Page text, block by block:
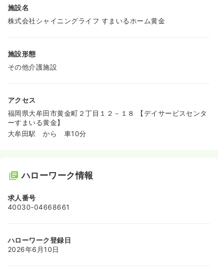
施設名
株式会社シャイニングライフ すまいるホーム黄金
施設形態
その他介護施設
アクセス
福岡県大牟田市黄金町２丁目１２－１８ 【デイサービスセンタ
ーすまいる黄金】
大牟田駅 から 車10分
ハローワーク情報
求人番号
40030-04668661
ハローワーク登録日
2026年6月10日